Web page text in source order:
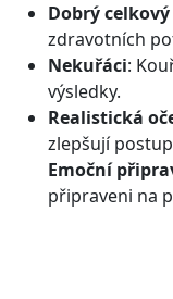
Dobrý
zdravotních
Nekuřáci:
výsledky.
Realistická
zlepšují
Emoční
připraveni na